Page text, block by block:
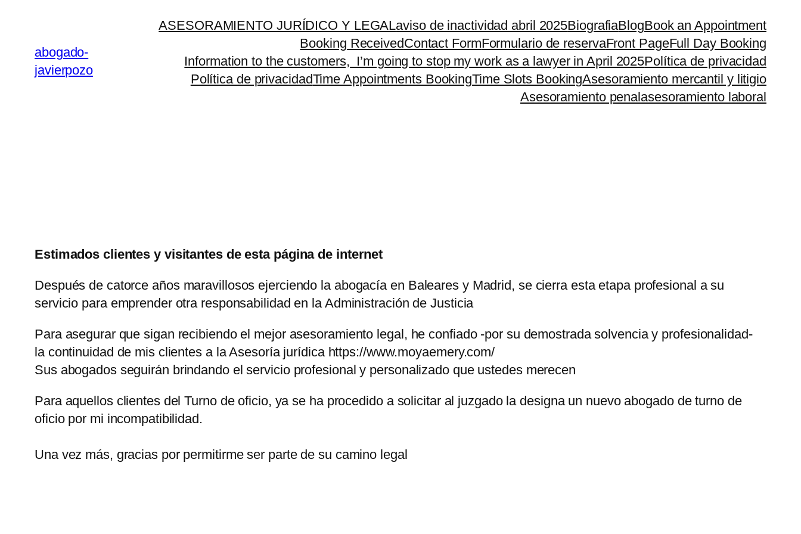
contenidoabogado-
javierpozo
ASESORAMIENTO JURÍDICO Y LEGALaviso de inactividad abril 2025BiografiaBlogBook an Appointment
Booking ReceivedContact FormFormulario de reservaFront PageFull Day Booking
Information to the customers, I’m going to stop my work as a lawyer in April 2025Política de privacidad
Política de privacidadTime Appointments BookingTime Slots BookingAsesoramiento mercantil y litigio
Asesoramiento penalasesoramiento laboral
Estimados clientes y visitantes de esta página de internet
Después de catorce años maravillosos ejerciendo la abogacía en Baleares y Madrid, se cierra esta etapa profesional a su
servicio para emprender otra responsabilidad en la Administración de Justicia
Para asegurar que sigan recibiendo el mejor asesoramiento legal, he confiado -por su demostrada solvencia y profesionalidad-
la continuidad de mis clientes a la Asesoría jurídica https://www.moyaemery.com/
Sus abogados seguirán brindando el servicio profesional y personalizado que ustedes merecen
Para aquellos clientes del Turno de oficio, ya se ha procedido a solicitar al juzgado la designa un nuevo abogado de turno de
oficio por mi incompatibilidad.
Una vez más, gracias por permitirme ser parte de su camino legal